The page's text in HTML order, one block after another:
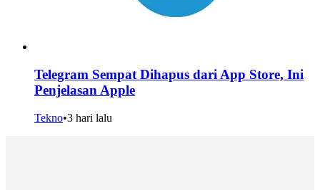
Telegram Sempat Dihapus dari App Store, Ini
Penjelasan Apple
Tekno•3 hari lalu